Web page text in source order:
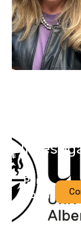
Por
Confirmar